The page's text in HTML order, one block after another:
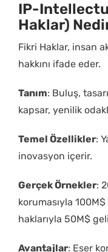
IP-
Haklar)
Fikri Haklar, insan
hakkını ifade eder.
Tanım: Buluş,
kapsar, yenilik
Temel Özellikler:
inovasyon içerir.
Gerçek Örnekler:
korumasıyla
haklarıyla 50M$
Avantajlar: Eser